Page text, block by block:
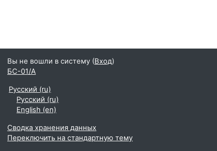
Вы не вошли в систему (Вход)
БС-01/А
Русский ‎(ru)‎
Русский ‎(ru)‎
English ‎(en)‎
Сводка хранения данных
Переключить на стандартную тему